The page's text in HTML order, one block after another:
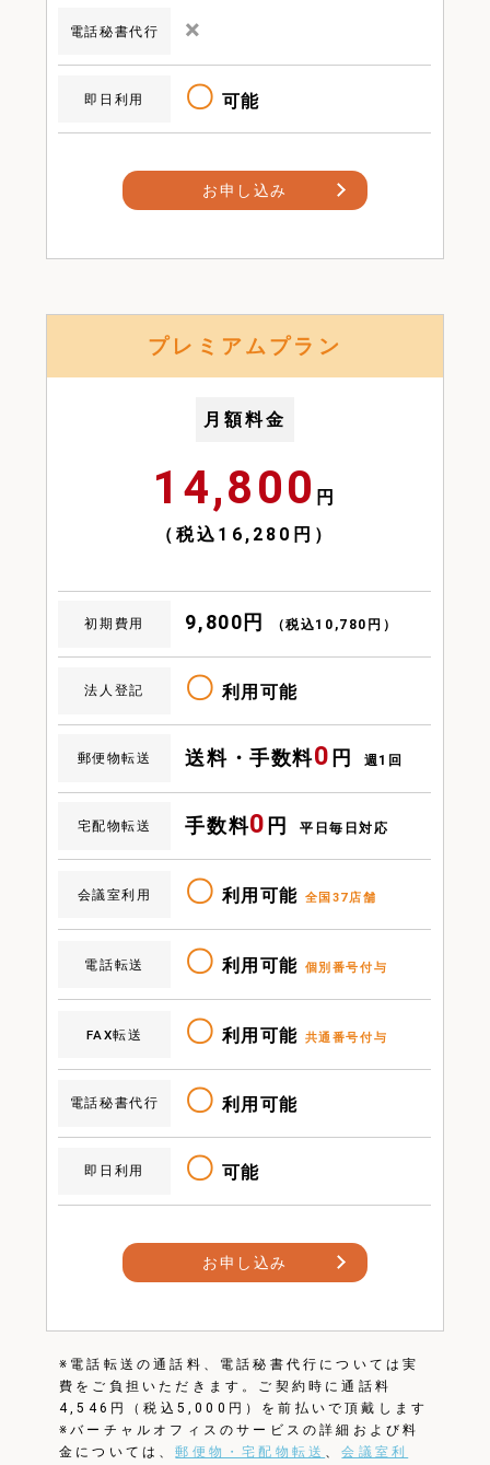
電話秘書代行 ×
即日利用 〇 可能
お申し込み
プレミアムプラン
月額料金
14,800 円
（税込16,280円）
初期費用 9,800円 （税込10,780円）
法人登記 〇 利用可能
郵便物転送 送料・手数料0 円 週1回
宅配物転送 手数料0 円 平日毎日対応
会議室利用 〇 利用可能 全国37店舗
電話転送 〇 利用可能 個別番号付与
FAX転送 〇 利用可能 共通番号付与
電話秘書代行 〇 利用可能
即日利用 〇 可能
お申し込み
※電話転送の通話料、電話秘書代行については実
費をご負担いただきます。ご契約時に通話料
4,546円（税込5,000円）を前払いで頂戴します
※バーチャルオフィスのサービスの詳細および料
金については、郵便物・宅配物転送 、会議室利